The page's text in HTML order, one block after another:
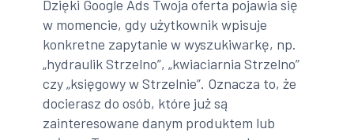
Dzięki Google Ads Twoja oferta pojawia się
w momencie, gdy użytkownik wpisuje
konkretne zapytanie w wyszukiwarkę, np.
„hydraulik Strzelno”, „kwiaciarnia Strzelno”
czy „księgowy w Strzelnie”. Oznacza to, że
docierasz do osób, które już są
zainteresowane danym produktem lub